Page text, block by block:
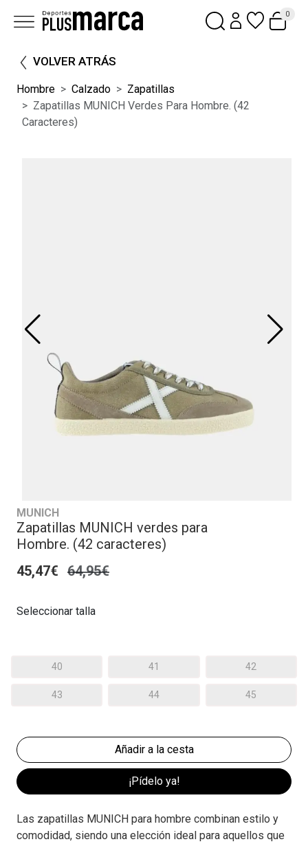
0
VOLVER ATRÁS
Hombre Calzado
Zapatillas
Zapatillas MUNICH Verdes Para Hombre. (42
Caracteres)
MUNICH
Zapatillas MUNICH verdes para
Hombre. (42 caracteres)
45,47€ 64,95€
Seleccionar talla
40 41 42
43 44 45
¡Pídelo ya!
Las zapatillas MUNICH para hombre combinan estilo y
comodidad, siendo una elección ideal para aquellos que